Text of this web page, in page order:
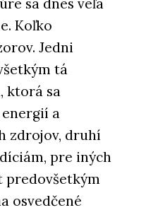
Koľko
Jedni
tá
ktorá sa
a
zdrojov, druhí
pre iných
predovšetkým
osvedčené